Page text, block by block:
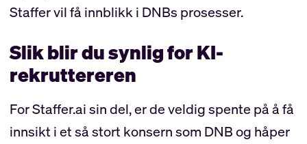
Staffer vil få innblikk i DNBs prosesser.
Slik blir du synlig for KI-
rekruttereren
For Staffer.ai sin del, er de veldig spente på å få
innsikt i et så stort konsern som DNB og håper